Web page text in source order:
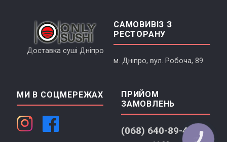
Доставка суші Дніпро
САМОВИВІЗ З
РЕСТОРАНУ
м. Дніпро, вул. Робоча, 89
МИ В СОЦМЕРЕЖАХ
ПРИЙОМ
ЗАМОВЛЕНЬ
(068) 640-89-45
КНОПКА
СВЯЗИ